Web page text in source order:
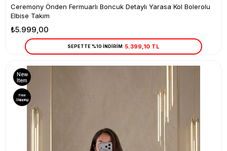
Ceremony Önden Fermuarlı Boncuk Detaylı Yarasa Kol Bolerolu
Elbise Takım
₺5.999,00
SEPETTE %10 İNDİRİM 5.399,10 TL
New
Item
Free
Shipping